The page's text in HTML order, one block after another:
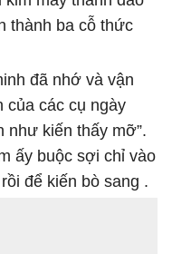
thành ba cỗ thức
đã nhớ và vận
của các cụ ngày
như kiến thấy mỡ”.
ấy buộc sợi chỉ vào
để kiến bò sang .